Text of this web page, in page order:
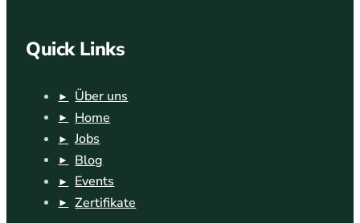
Quick Links
Über uns
Home
Jobs
Blog
Events
Zertifikate